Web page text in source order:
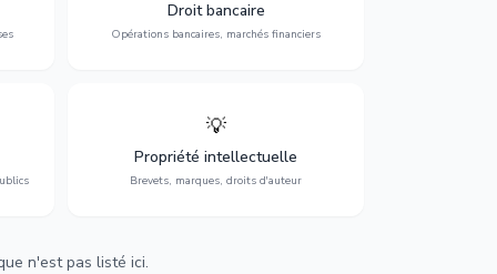
Droit bancaire
Opérations bancaires, marchés financiers
régulation.
💡
Propriété intellectuelle
Brevets, marques, droits d'auteur
Protection de vos créations : brevets,
marques, droits d'auteur et lutte contre la
contrefaçon.
n'est pas listé ici.